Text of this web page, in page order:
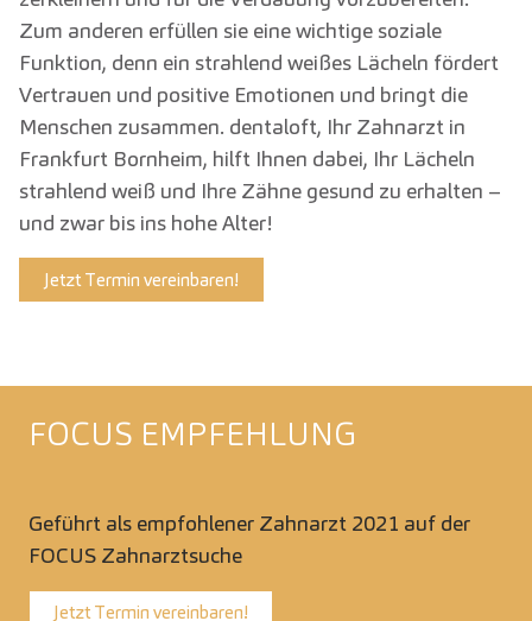
Zum anderen erfüllen sie eine wichtige soziale
Funktion, denn ein strahlend weißes Lächeln fördert
Vertrauen und positive Emotionen und bringt die
Menschen zusammen. dentaloft, Ihr Zahnarzt in
Frankfurt Bornheim, hilft Ihnen dabei, Ihr Lächeln
strahlend weiß und Ihre Zähne gesund zu erhalten –
und zwar bis ins hohe Alter!
Jetzt Termin vereinbaren!
FOCUS EMPFEHLUNG
Geführt als empfohlener Zahnarzt 2021 auf der
FOCUS Zahnarztsuche
Jetzt Termin vereinbaren!